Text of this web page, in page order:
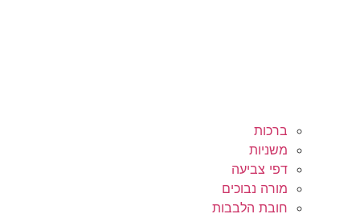
ברכות
משניות
דפי צביעה
מורה נבוכים
חובת הלבבות